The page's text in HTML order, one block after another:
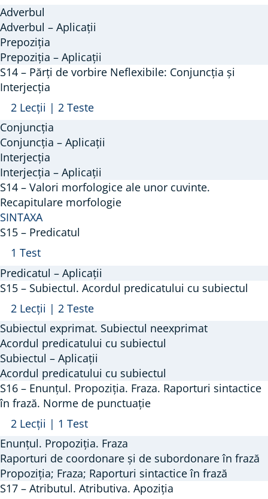
–
Părți
de
vorbire
Neflexibile:
Adverbul,
Prepoziția
Adverbul
Adverbul – Aplicații
Prepoziția
Prepoziția – Aplicații
S14 – Părți de vorbire Neflexibile: Conjuncția și
Interjecția
Arată
S14
–
Părți
de
vorbire
Neflexibile:
Conjuncția
și
Interjecția
2 Lecții | 2 Teste
Conjuncția
Conjuncția – Aplicații
Interjecția
Interjecția – Aplicații
S14 – Valori morfologice ale unor cuvinte.
Recapitulare morfologie
SINTAXA
S15 – Predicatul
Arată
S15
–
Predicatul
1 Test
Predicatul – Aplicații
S15 – Subiectul. Acordul predicatului cu subiectul
Arată
S15
–
Subiectul.
Acordul
predicatului
cu
subiectul
2 Lecții | 2 Teste
Subiectul exprimat. Subiectul neexprimat
Acordul predicatului cu subiectul
Subiectul – Aplicații
Acordul predicatului cu subiectul
S16 – Enunțul. Propoziția. Fraza. Raporturi sintactice
în frază. Norme de punctuație
Arată
S16
–
Enunțul.
Propoziția.
Fraza.
2 Lecții | 1 Test
Enunțul. Propoziția. Fraza
Raporturi de coordonare și de subordonare în frază
Propoziția; Fraza; Raporturi sintactice în frază
S17 – Atributul. Atributiva. Apoziția